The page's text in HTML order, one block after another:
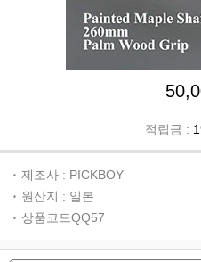
적립금 : 1
제조사 : PICKBOY
원산지 : 일본
상품코드QQ57